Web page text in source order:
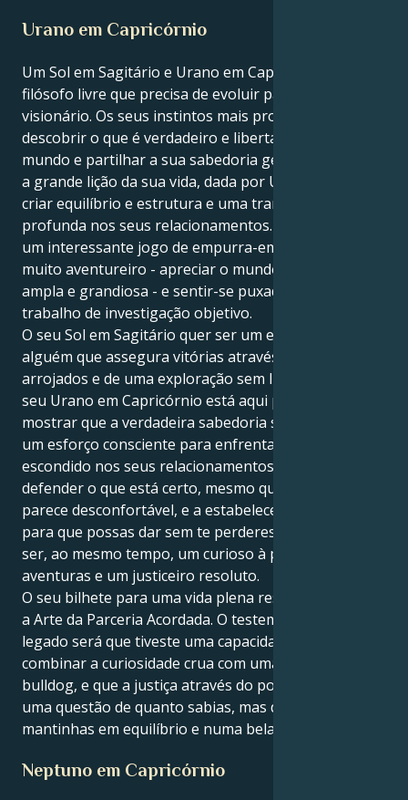
Urano em Capricórnio
Um Sol em Sagitário e Urano em Capricórnio é o
filósofo livre que precisa de evoluir para um teórico
visionário. Os seus instintos mais profundos são
descobrir o que é verdadeiro e libertador; viajar pelo
mundo e partilhar a sua sabedoria gentilmente. Mas
a grande lição da sua vida, dada por Úrano, é a de
criar equilíbrio e estrutura e uma transformação
profunda nos seus relacionamentos. Isto pode criar
um interessante jogo de empurra-empurra entre ser
muito aventureiro - apreciar o mundo de uma forma
ampla e grandiosa - e sentir-se puxado para um
trabalho de investigação objetivo.
O seu Sol em Sagitário quer ser um explorador,
alguém que assegura vitórias através de conceitos
arrojados e de uma exploração sem limites. Mas o
seu Urano em Capricórnio está aqui para lhe
mostrar que a verdadeira sabedoria significa fazer
um esforço consciente para enfrentar o que está
escondido nos seus relacionamentos. Obriga-te a
defender o que está certo, mesmo quando isso te
parece desconfortável, e a estabelecer limites claros
para que possas dar sem te perderes. O problema é
ser, ao mesmo tempo, um curioso à procura de
aventuras e um justiceiro resoluto.
O seu bilhete para uma vida plena reside em dominar
a Arte da Parceria Acordada. O testemunho do teu
legado será que tiveste uma capacidade inata para
combinar a curiosidade crua com uma disciplina de
bulldog, e que a justiça através do poder não era
uma questão de quanto sabias, mas de quem
mantinhas em equilíbrio e numa bela escravidão.
Neptuno em Capricórnio